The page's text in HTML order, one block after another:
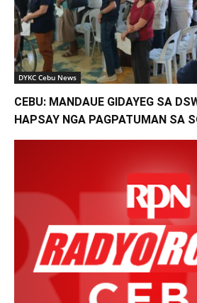
DYKC Cebu News
CEBU: MANDAUE GIDAYEG SA
HAPSAY NGA PAGPATUMAN SA